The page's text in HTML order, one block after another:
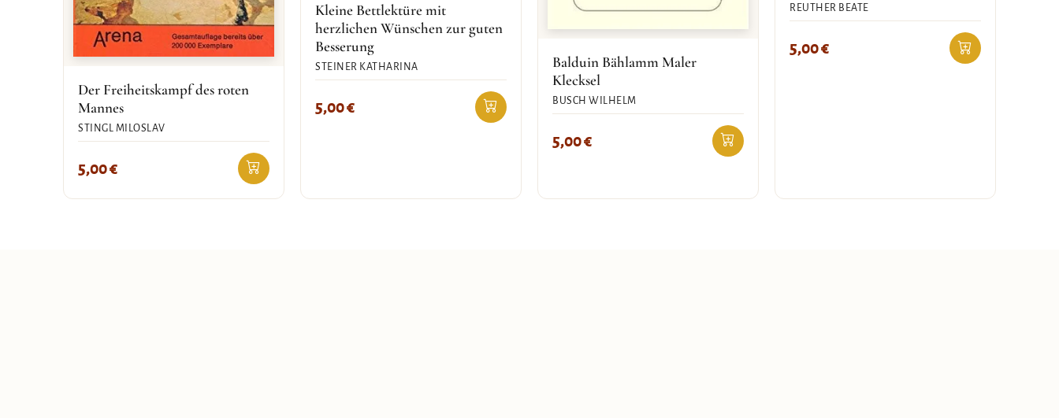
Der Freiheitskampf des roten
Mannes
STINGL MILOSLAV
5,00€
Kleine Bettlektüre mit
herzlichen Wünschen zur guten
Besserung
STEINER KATHARINA
5,00€
Balduin Bählamm Maler
Klecksel
BUSCH WILHELM
5,00€
REUTHER BEATE
5,00€